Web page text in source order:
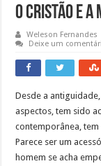
O Cristão e
Weleson Fernandes
Deixe um
Desde a
aspectos, tem sido
contemporânea,
Parece ser um
homem se acha